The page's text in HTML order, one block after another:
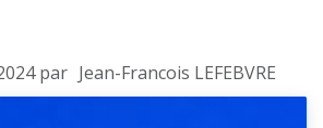
par Jean-Francois LEFEBVRE